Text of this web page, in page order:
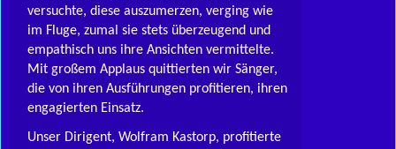
versuchte, diese auszumerzen, verging wie
im Fluge, zumal sie stets überzeugend und
empathisch uns ihre Ansichten vermittelte.
Mit großem Applaus quittierten wir Sänger,
die von ihren Ausführungen profitieren, ihren
engagierten Einsatz.
Unser Dirigent, Wolfram Kastorp, profitierte